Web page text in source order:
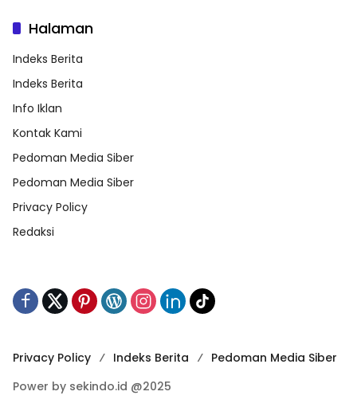
Halaman
Indeks Berita
Indeks Berita
Info Iklan
Kontak Kami
Pedoman Media Siber
Pedoman Media Siber
Privacy Policy
Redaksi
Privacy Policy Indeks Berita
Pedoman Media Siber
Power by sekindo.id @2025